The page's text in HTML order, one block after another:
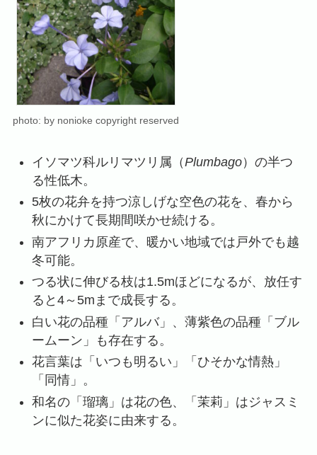
photo: by nonioke copyright reserved
イソマツ科ルリマツリ属（Plumbago）の半つ
る性低木。
5枚の花弁を持つ涼しげな空色の花を、春から
秋にかけて長期間咲かせ続ける。
南アフリカ原産で、暖かい地域では戸外でも越
冬可能。
つる状に伸びる枝は1.5mほどになるが、放任す
ると4～5mまで成長する。
白い花の品種「アルバ」、薄紫色の品種「ブル
ームーン」も存在する。
花言葉は「いつも明るい」「ひそかな情熱」
「同情」。
和名の「瑠璃」は花の色、「茉莉」はジャスミ
ンに似た花姿に由来する。